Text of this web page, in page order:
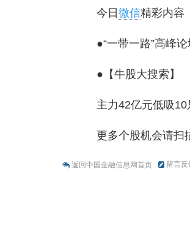
今日 微信精彩内容
●“一带一路”高峰
●【牛股大搜索】
主力42亿元低吸10
更多个股机会请扫
返回中国金融信息网首页 留言反